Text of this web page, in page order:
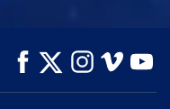
A SOROZAT
RÉSZEI